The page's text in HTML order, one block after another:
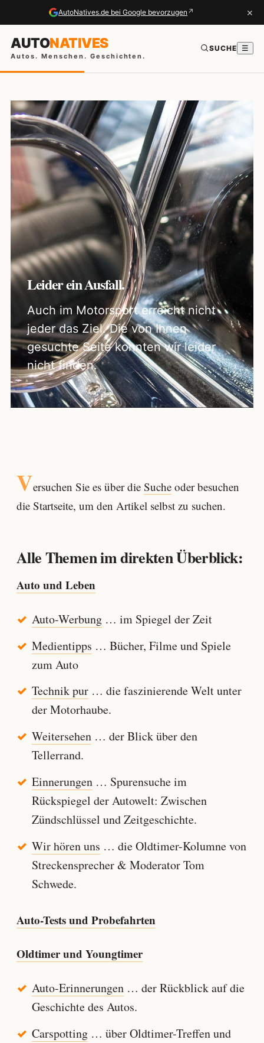
AutoNatives.de bei Google bevorzugen ↗ ×
AUTONATIVES
Autos. Menschen. Geschichten.
SUCHE ☰
Leider ein Ausfall.
Auch im Motorsport erreicht nicht
jeder das Ziel. Die von Ihnen
gesuchte Seite konnten wir leider
nicht finden.
Versuchen Sie es über die Sucheoder besuchen
die Startseite, um den Artikel selbst zu suchen.
Alle Themen im direkten Überblick:
Auto und Leben
Auto-Werbung… im Spiegel der Zeit
Medientipps … Bücher, Filme und Spiele
zum Auto
Technik pur… die faszinierende Welt unter
der Motorhaube.
Weitersehen… der Blick über den
Tellerrand.
Einnerungen… Spurensuche im
Rückspiegel der Autowelt: Zwischen
Zündschlüssel und Zeitgeschichte.
Wir hören uns … die Oldtimer-Kolumne von
Streckensprecher & Moderator Tom
Schwede.
Auto-Tests und Probefahrten
Oldtimer und Youngtimer
Auto-Erinnerungen… der Rückblick auf die
Geschichte des Autos.
Carspotting… über Oldtimer-Treffen und